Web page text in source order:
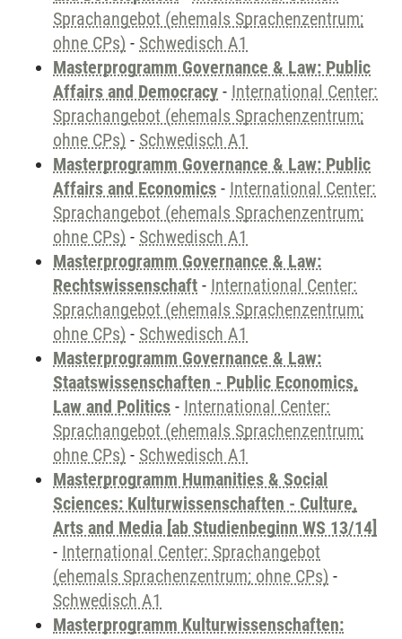
Sprachangebot (ehemals Sprachenzentrum;
ohne CPs) - Schwedisch A1
Masterprogramm Governance & Law: Public
Affairs and Democracy - International Center:
Sprachangebot (ehemals Sprachenzentrum;
ohne CPs) - Schwedisch A1
Masterprogramm Governance & Law: Public
Affairs and Economics - International Center:
Sprachangebot (ehemals Sprachenzentrum;
ohne CPs) - Schwedisch A1
Masterprogramm Governance & Law:
Rechtswissenschaft - International Center:
Sprachangebot (ehemals Sprachenzentrum;
ohne CPs) - Schwedisch A1
Masterprogramm Governance & Law:
Staatswissenschaften - Public Economics,
Law and Politics - International Center:
Sprachangebot (ehemals Sprachenzentrum;
ohne CPs) - Schwedisch A1
Masterprogramm Humanities & Social
Sciences: Kulturwissenschaften - Culture,
Arts and Media [ab Studienbeginn WS 13/14]
- International Center: Sprachangebot
(ehemals Sprachenzentrum; ohne CPs) -
Schwedisch A1
Masterprogramm Kulturwissenschaften: